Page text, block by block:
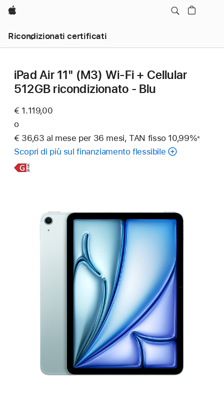
Apple
Ricondizionati certificati
iPad Air 11" (M3) Wi‑Fi + Cellular
512GB ricondizionato - Blu
€ 1.119,00
o
€ 36,63 al mese per 36 mesi, TAN fisso 10,99%※
Scopri di più sul finanziamento flessibile
Scopri